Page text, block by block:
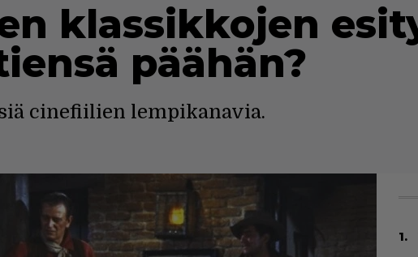
klassikkojen
päähän?
cinefiilien lempikanavia.